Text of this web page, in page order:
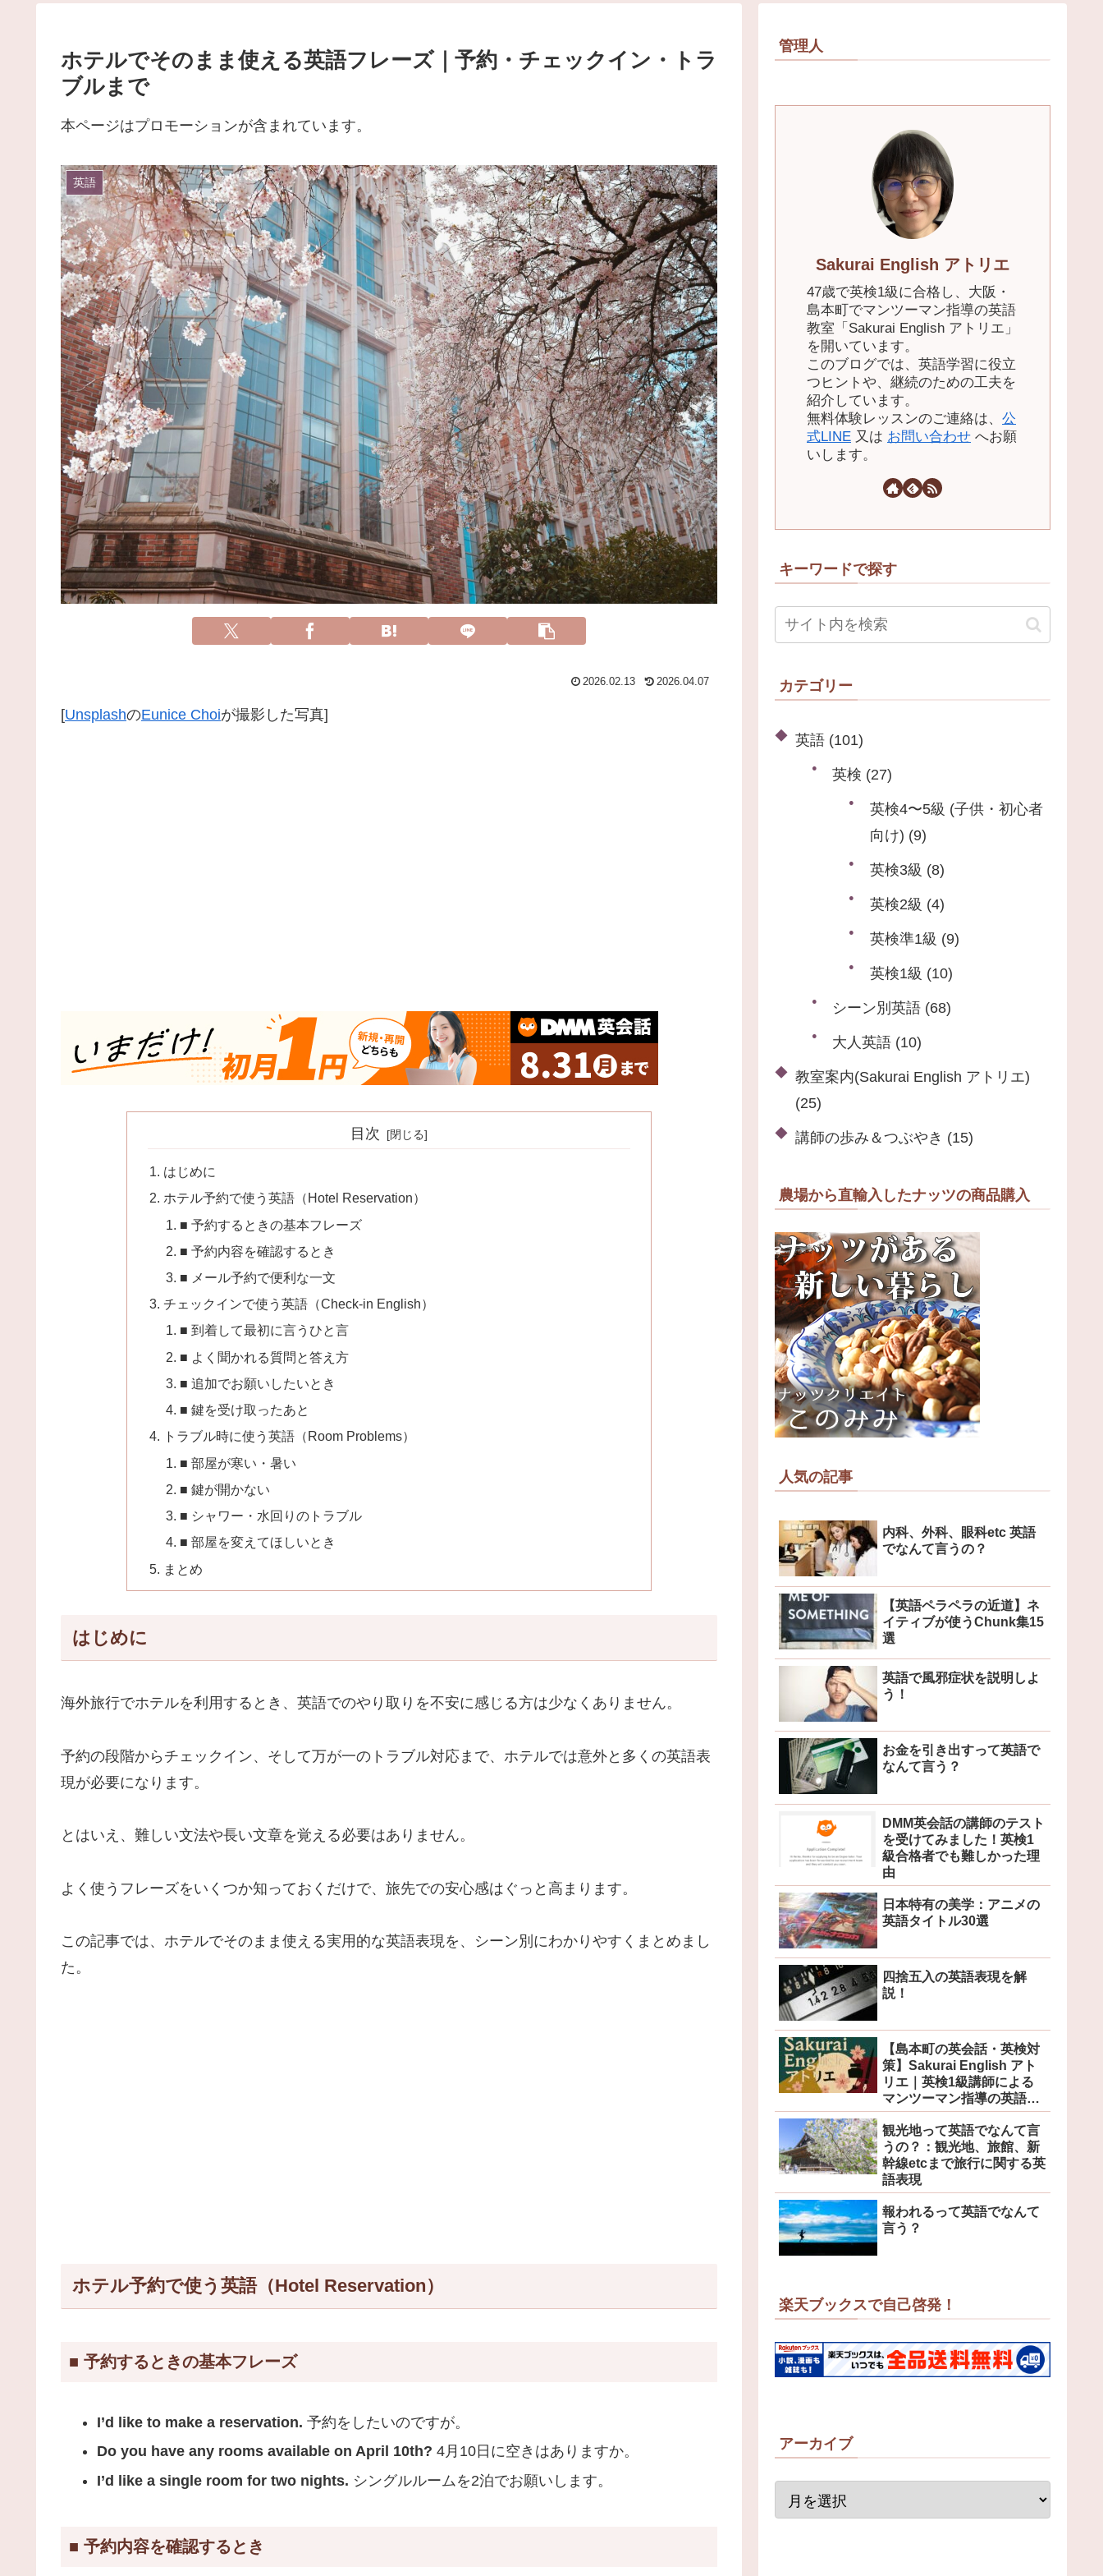
ホテルでそのまま使える英語フレーズ｜予約・チェックイン・トラ
ブルまで
本ページはプロモーションが含まれています。
英語
2026.02.13 2026.04.07
[UnsplashのEunice Choiが撮影した写真]
目次
はじめに
ホテル予約で使う英語（Hotel Reservation）
■ 予約するときの基本フレーズ
■ 予約内容を確認するとき
■ メール予約で便利な一文
チェックインで使う英語（Check-in English）
■ 到着して最初に言うひと言
■ よく聞かれる質問と答え方
■ 追加でお願いしたいとき
■ 鍵を受け取ったあと
トラブル時に使う英語（Room Problems）
■ 部屋が寒い・暑い
■ 鍵が開かない
■ シャワー・水回りのトラブル
■ 部屋を変えてほしいとき
まとめ
はじめに
海外旅行でホテルを利用するとき、英語でのやり取りを不安に感じる方は少なくありません。
予約の段階からチェックイン、そして万が一のトラブル対応まで、ホテルでは意外と多くの英語表
現が必要になります。
とはいえ、難しい文法や長い文章を覚える必要はありません。
よく使うフレーズをいくつか知っておくだけで、旅先での安心感はぐっと高まります。
この記事では、ホテルでそのまま使える実用的な英語表現を、シーン別にわかりやすくまとめまし
た。
ホテル予約で使う英語（Hotel Reservation）
■ 予約するときの基本フレーズ
I’d like to make a reservation. 予約をしたいのですが。
Do you have any rooms available on April 10th? 4月10日に空きはありますか。
I’d like a single room for two nights. シングルルームを2泊でお願いします。
■ 予約内容を確認するとき
管理人
Sakurai English アトリエ
47歳で英検1級に合格し、大阪・
島本町でマンツーマン指導の英語
教室「Sakurai English アトリエ」
を開いています。
このブログでは、英語学習に役立
つヒントや、継続のための工夫を
紹介しています。
無料体験レッスンのご連絡は、 公
式LINE 又は お問い合わせ へお願
いします。
キーワードで探す
カテゴリー
英語 (101)
英検 (27)
英検4〜5級 (子供・初心者
向け) (9)
英検3級 (8)
英検2級 (4)
英検準1級 (9)
英検1級 (10)
シーン別英語 (68)
大人英語 (10)
教室案内(Sakurai English アトリエ)
(25)
講師の歩み＆つぶやき (15)
農場から直輸入したナッツの商品購入
人気の記事
内科、外科、眼科etc 英語
でなんて言うの？
【英語ペラペラの近道】ネ
イティブが使うChunk集15
選
英語で風邪症状を説明しよ
う！
お金を引き出すって英語で
なんて言う？
DMM英会話の講師のテスト
を受けてみました！英検1
級合格者でも難しかった理
由
日本特有の美学：アニメの
英語タイトル30選
四捨五入の英語表現を解
説！
【島本町の英会話・英検対
策】Sakurai English アト
リエ｜英検1級講師による
マンツーマン指導の英語教
室
観光地って英語でなんて言
うの？：観光地、旅館、新
幹線etcまで旅行に関する英
語表現
報われるって英語でなんて
言う？
楽天ブックスで自己啓発！
アーカイブ